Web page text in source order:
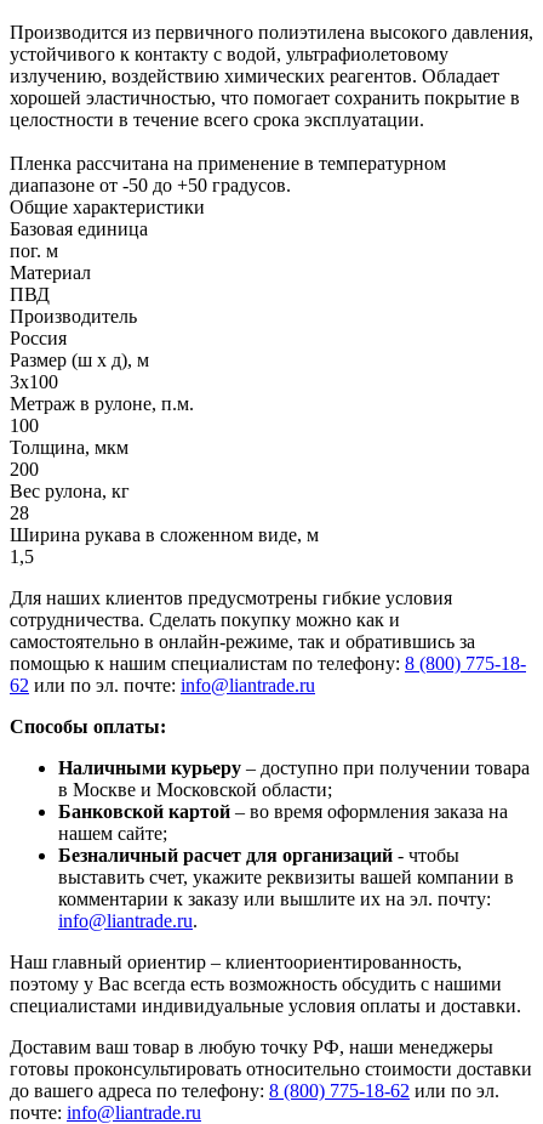
Производится из первичного полиэтилена высокого давления,
устойчивого к контакту с водой, ультрафиолетовому
излучению, воздействию химических реагентов. Обладает
хорошей эластичностью, что помогает сохранить покрытие в
целостности в течение всего срока эксплуатации.
Пленка рассчитана на применение в температурном
диапазоне от -50 до +50 градусов.
Общие характеристики
Базовая единица
пог. м
Материал
ПВД
Производитель
Россия
Размер (ш х д), м
3х100
Метраж в рулоне, п.м.
100
Толщина, мкм
200
Вес рулона, кг
28
Ширина рукава в сложенном виде, м
1,5
Для наших клиентов предусмотрены гибкие условия
сотрудничества. Сделать покупку можно как и
самостоятельно в онлайн-режиме, так и обратившись за
помощью к нашим специалистам по телефону: 8 (800) 775-18-
62 или по эл. почте: info@liantrade.ru
Способы оплаты:
Наличными курьеру – доступно при получении товара
в Москве и Московской области;
Банковской картой – во время оформления заказа на
нашем сайте;
Безналичный расчет для организаций - чтобы
выставить счет, укажите реквизиты вашей компании в
комментарии к заказу или вышлите их на эл. почту:
info@liantrade.ru.
Наш главный ориентир – клиентоориентированность,
поэтому у Вас всегда есть возможность обсудить с нашими
специалистами индивидуальные условия оплаты и доставки.
Доставим ваш товар в любую точку РФ, наши менеджеры
готовы проконсультировать относительно стоимости доставки
до вашего адреса по телефону: 8 (800) 775-18-62 или по эл.
почте: info@liantrade.ru